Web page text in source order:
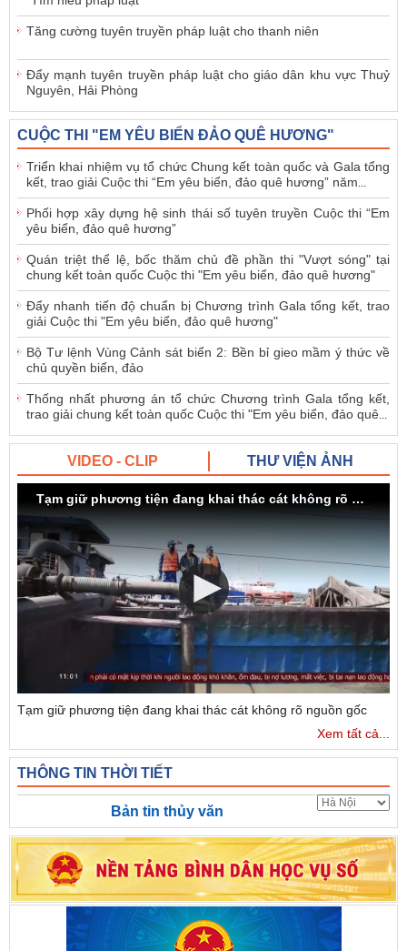
Tăng cường tuyên truyền pháp luật cho thanh niên
Đẩy mạnh tuyên truyền pháp luật cho giáo dân khu vực Thuỷ
Nguyên, Hải Phòng
CUỘC THI "EM YÊU BIỂN ĐẢO QUÊ HƯƠNG"
Triển khai nhiệm vụ tổ chức Chung kết toàn quốc và Gala tổng
kết, trao giải Cuộc thi “Em yêu biển, đảo quê hương” năm...
Phối hợp xây dựng hệ sinh thái số tuyên truyền Cuộc thi “Em
yêu biển, đảo quê hương”
Quán triệt thể lệ, bốc thăm chủ đề phần thi "Vượt sóng" tại
chung kết toàn quốc Cuộc thi "Em yêu biển, đảo quê hương"
Đẩy nhanh tiến độ chuẩn bị Chương trình Gala tổng kết, trao
giải Cuộc thi "Em yêu biển, đảo quê hương"
Bộ Tư lệnh Vùng Cảnh sát biển 2: Bền bỉ gieo mầm ý thức về
chủ quyền biển, đảo
Thống nhất phương án tổ chức Chương trình Gala tổng kết,
trao giải chung kết toàn quốc Cuộc thi "Em yêu biển, đảo quê...
VIDEO - CLIP THƯ VIỆN ẢNH
Tạm giữ phương tiện đang khai thác cát không rõ nguồn gốc
Tạm giữ phương tiện đang khai thác cát không rõ nguồn gốc
Xem tất cả...
THÔNG TIN THỜI TIẾT
Bản tin thủy văn